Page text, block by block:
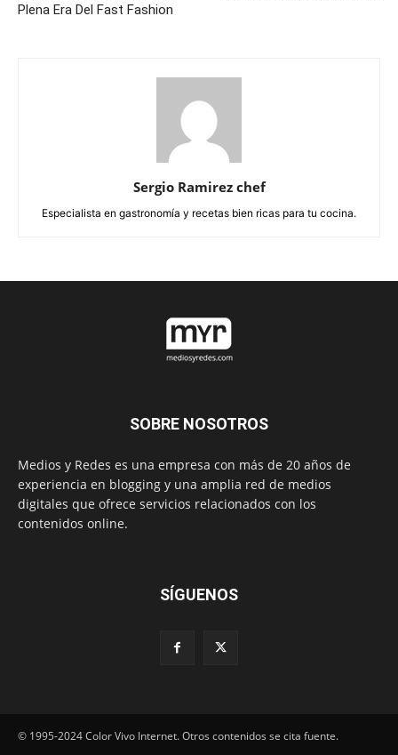
Plena Era Del Fast Fashion
Sergio Ramirez chef
Especialista en gastronomía y recetas bien ricas para tu cocina.
SOBRE NOSOTROS
Medios y Redes es una empresa con más de 20 años de
experiencia en blogging y una amplia red de medios
digitales que ofrece servicios relacionados con los
contenidos online.
SÍGUENOS
© 1995-2024 Color Vivo Internet. Otros contenidos se cita fuente.